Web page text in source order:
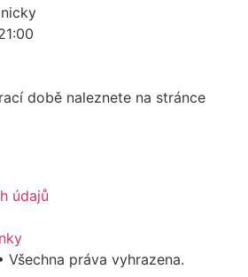
době naleznete na stránce
údajů
práva vyhrazena.